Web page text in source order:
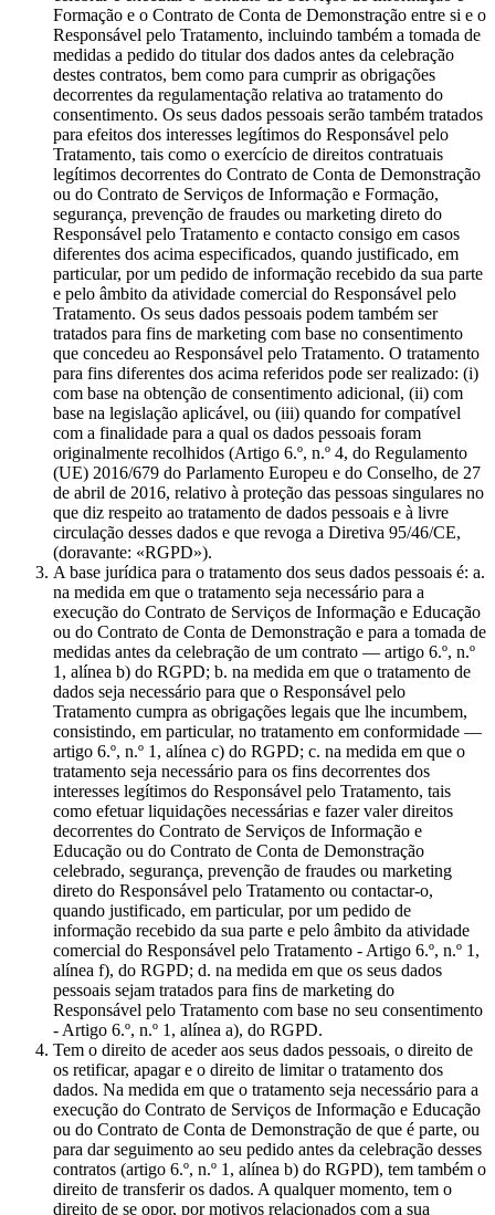
Formação e o Contrato de Conta de Demonstração entre si e o
Responsável pelo Tratamento, incluindo também a tomada de
medidas a pedido do titular dos dados antes da celebração
destes contratos, bem como para cumprir as obrigações
decorrentes da regulamentação relativa ao tratamento do
consentimento. Os seus dados pessoais serão também tratados
para efeitos dos interesses legítimos do Responsável pelo
Tratamento, tais como o exercício de direitos contratuais
legítimos decorrentes do Contrato de Conta de Demonstração
ou do Contrato de Serviços de Informação e Formação,
segurança, prevenção de fraudes ou marketing direto do
Responsável pelo Tratamento e contacto consigo em casos
diferentes dos acima especificados, quando justificado, em
particular, por um pedido de informação recebido da sua parte
e pelo âmbito da atividade comercial do Responsável pelo
Tratamento. Os seus dados pessoais podem também ser
tratados para fins de marketing com base no consentimento
que concedeu ao Responsável pelo Tratamento. O tratamento
para fins diferentes dos acima referidos pode ser realizado: (i)
com base na obtenção de consentimento adicional, (ii) com
base na legislação aplicável, ou (iii) quando for compatível
com a finalidade para a qual os dados pessoais foram
originalmente recolhidos (Artigo 6.º, n.º 4, do Regulamento
(UE) 2016/679 do Parlamento Europeu e do Conselho, de 27
de abril de 2016, relativo à proteção das pessoas singulares no
que diz respeito ao tratamento de dados pessoais e à livre
circulação desses dados e que revoga a Diretiva 95/46/CE,
(doravante: «RGPD»).
A base jurídica para o tratamento dos seus dados pessoais é: a.
na medida em que o tratamento seja necessário para a
execução do Contrato de Serviços de Informação e Educação
ou do Contrato de Conta de Demonstração e para a tomada de
medidas antes da celebração de um contrato — artigo 6.º, n.º
1, alínea b) do RGPD; b. na medida em que o tratamento de
dados seja necessário para que o Responsável pelo
Tratamento cumpra as obrigações legais que lhe incumbem,
consistindo, em particular, no tratamento em conformidade —
artigo 6.º, n.º 1, alínea c) do RGPD; c. na medida em que o
tratamento seja necessário para os fins decorrentes dos
interesses legítimos do Responsável pelo Tratamento, tais
como efetuar liquidações necessárias e fazer valer direitos
decorrentes do Contrato de Serviços de Informação e
Educação ou do Contrato de Conta de Demonstração
celebrado, segurança, prevenção de fraudes ou marketing
direto do Responsável pelo Tratamento ou contactar-o,
quando justificado, em particular, por um pedido de
informação recebido da sua parte e pelo âmbito da atividade
comercial do Responsável pelo Tratamento - Artigo 6.º, n.º 1,
alínea f), do RGPD; d. na medida em que os seus dados
pessoais sejam tratados para fins de marketing do
Responsável pelo Tratamento com base no seu consentimento
- Artigo 6.º, n.º 1, alínea a), do RGPD.
Tem o direito de aceder aos seus dados pessoais, o direito de
os retificar, apagar e o direito de limitar o tratamento dos
dados. Na medida em que o tratamento seja necessário para a
execução do Contrato de Serviços de Informação e Educação
ou do Contrato de Conta de Demonstração de que é parte, ou
para dar seguimento ao seu pedido antes da celebração desses
contratos (artigo 6.º, n.º 1, alínea b) do RGPD), tem também o
direito de transferir os dados. A qualquer momento, tem o
direito de se opor, por motivos relacionados com a sua